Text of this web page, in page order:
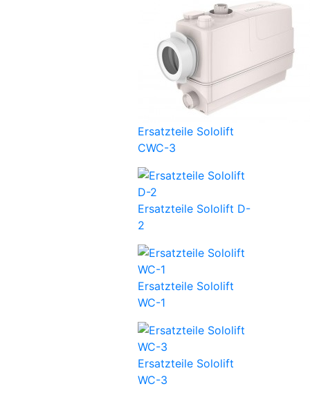
Ersatzteile Sololift
CWC-3
Ersatzteile Sololift D-
2
Ersatzteile Sololift
WC-1
Ersatzteile Sololift
WC-3